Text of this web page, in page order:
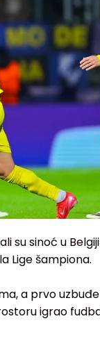
su sinoć u
Lige šampiona.
a prvo
igrao